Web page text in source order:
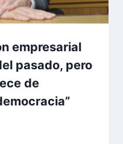
empresarial
pasado, pero
de